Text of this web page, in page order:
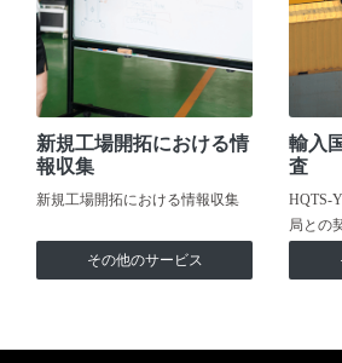
新規工場開拓における情
報収集
新規工場開拓における情報収集
その他のサービス
輸入
査
HQTS-
局との